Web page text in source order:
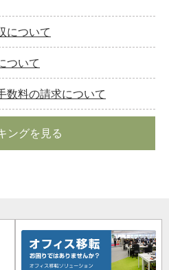
について
ついて
数料の請求について
ングを見る